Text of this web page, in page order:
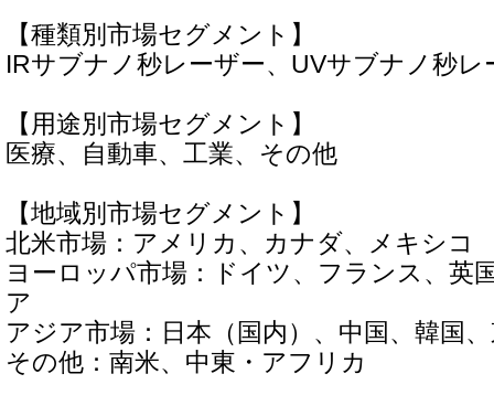
【種類別市場セグメント】
IRサブナノ秒レーザー、UVサブナノ秒レ
【用途別市場セグメント】
医療、自動車、工業、その他
【地域別市場セグメント】
北米市場：アメリカ、カナダ、メキシコ
ヨーロッパ市場：ドイツ、フランス、英
ア
アジア市場：日本（国内）、中国、韓国
その他：南米、中東・アフリカ